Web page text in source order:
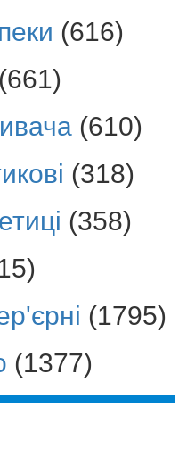
(616)
(661)
(610)
(318)
(358)
(1795)
(1377)